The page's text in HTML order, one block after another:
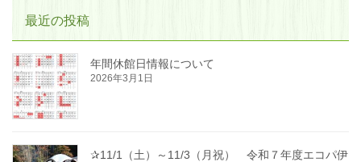
最近の投稿
年間休館日情報について
2026年3月1日
✰11/1（土）～11/3（月祝） 令和７年度エコパ伊